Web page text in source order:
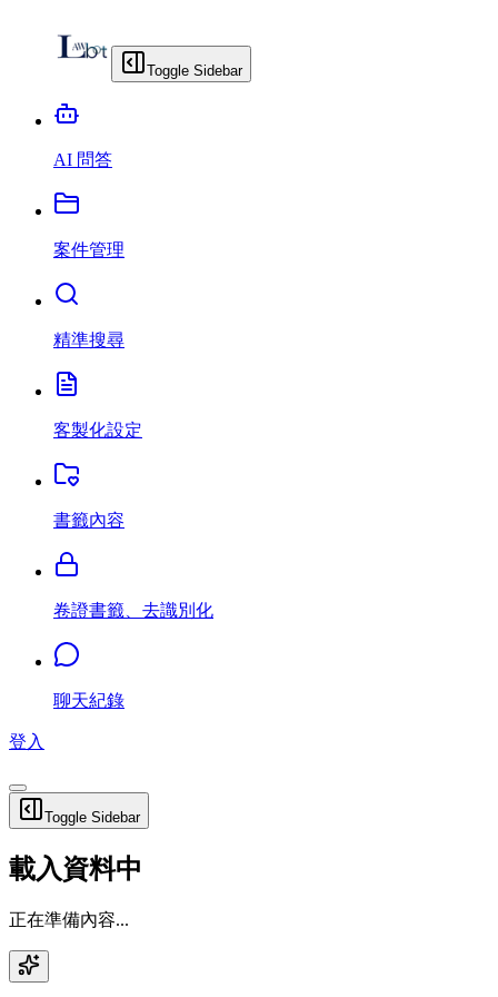
Toggle Sidebar
AI 問答
案件管理
精準搜尋
客製化設定
書籤內容
卷證書籤、去識別化
聊天紀錄
登入
Toggle Sidebar
載入資料中
正在準備內容...